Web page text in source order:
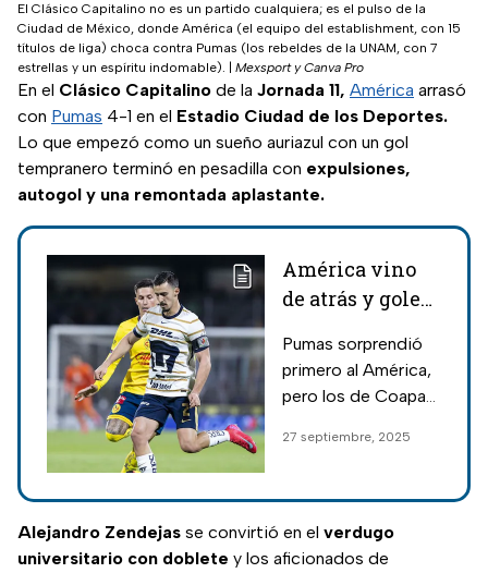
El Clásico Capitalino no es un partido cualquiera; es el pulso de la
Ciudad de México, donde América (el equipo del establishment, con 15
títulos de liga) choca contra Pumas (los rebeldes de la UNAM, con 7
estrellas y un espíritu indomable).
Mexsport y Canva Pro
En el Clásico Capitalino de la Jornada 11, América arrasó
con Pumas 4-1 en el Estadio Ciudad de los Deportes.
Lo que empezó como un sueño auriazul con un gol
tempranero terminó en pesadilla con expulsiones,
autogol y una remontada aplastante.
América vino
de atrás y goleó
vivió el Clásico
Capitalino
Pumas sorprendió
primero al América,
pero los de Coapa
los universitarios y
puntos.
27 septiembre, 2025
Alejandro Zendejas se convirtió en el verdugo
universitario con doblete y los aficionados de